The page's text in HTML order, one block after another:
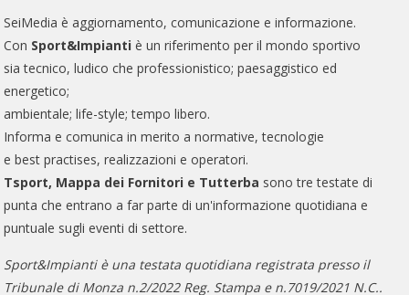
SeiMedia è aggiornamento, comunicazione e informazione.
Con Sport&Impianti è un riferimento per il mondo sportivo
sia tecnico, ludico che professionistico; paesaggistico ed
energetico;
ambientale; life-style; tempo libero.
Informa e comunica in merito a normative, tecnologie
e best practises, realizzazioni e operatori.
Tsport, Mappa dei Fornitori e Tutterba sono tre testate di
punta che entrano a far parte di un'informazione quotidiana e
puntuale sugli eventi di settore.
Sport&Impianti è una testata quotidiana registrata presso il
Tribunale di Monza n.2/2022 Reg. Stampa e n.7019/2021 N.C..